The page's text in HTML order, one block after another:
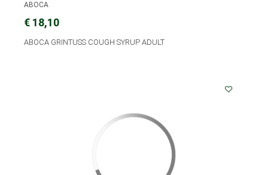
ABOCA
€ 18,10
ABOCA GRINTUSS COUGH SYRUP ADULT